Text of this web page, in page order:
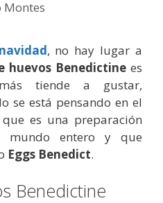
Montes
, no hay lugar a
huevos Benedictinees
tiende a gustar,
se está pensando en el
es una preparación
mundo entero y que
Eggs Benedict.
Benedictine